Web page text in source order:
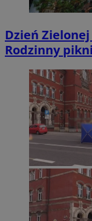
Dzień
Rodzinny